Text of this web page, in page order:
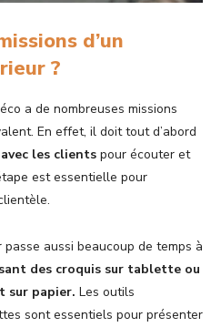
d’un
?
a de nombreuses missions
En effet, il doit tout d’abord
les clients pour écouter et
est essentielle pour
aussi beaucoup de temps à
des croquis sur tablette ou
sur papier. Les outils
sont essentiels pour présenter